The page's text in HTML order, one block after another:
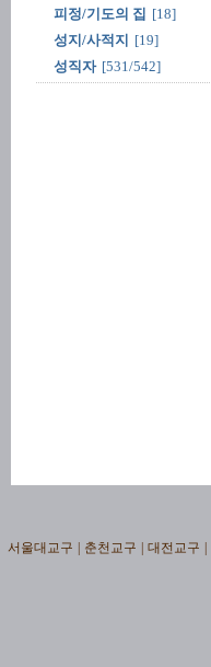
피정/기도의 집 [18]
성지/사적지
[19]
성직자 [531/542]
서울대교구 춘천교구 대전교구